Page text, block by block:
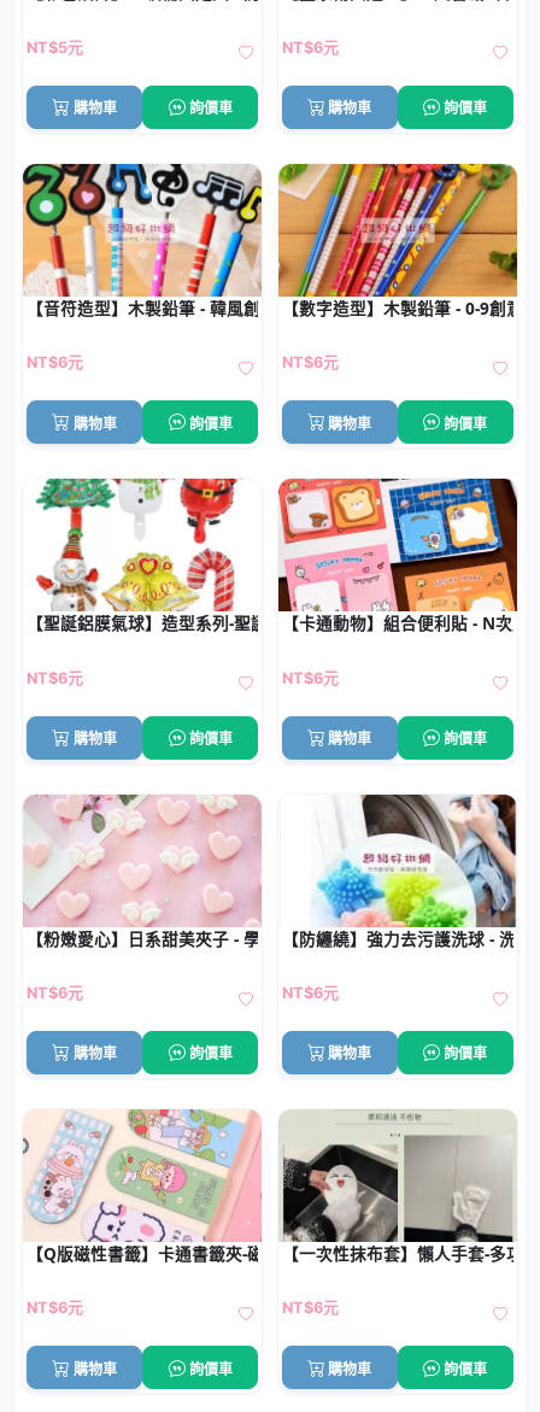
NT$5元
購物車 詢價車
NT$6元
購物車 詢價車
【音符造型】木製鉛筆 - 韓風創意學生文具
NT$6元
購物車 詢價車
【數字造型】木製鉛筆 - 0-9創意
NT$6元
購物車 詢價車
【聖誕鋁膜氣球】造型系列-聖誕老人樹雪人
NT$6元
購物車 詢價車
【卡通動物】組合便利貼 - N次貼
NT$6元
購物車 詢價車
【粉嫩愛心】日系甜美夾子 - 學生文件裝飾
NT$6元
購物車 詢價車
【防纏繞】強力去污護洗球 - 洗衣
NT$6元
購物車 詢價車
【Q版磁性書籤】卡通書籤夾-磁鐵學生文具
NT$6元
購物車 詢價車
【一次性抹布套】懶人手套-多功
NT$6元
購物車 詢價車